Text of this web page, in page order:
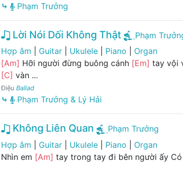
⤷ Phạm Trưởng
Lời Nói Dối Không Thật
Phạm
Hợp âm
Guitar| Ukulele| Piano
Organ
[Am] Hỡi người đừng buông cánh [Em] tay vội
[C] vàn ...
Điệu Ballad
⤷ Phạm Trưởng & Lý Hải
Không Liên Quan
Phạm Trưởng
Hợp âm
Guitar| Ukulele| Piano
Organ
Nhìn em [Am] tay trong tay đi bên người ấy